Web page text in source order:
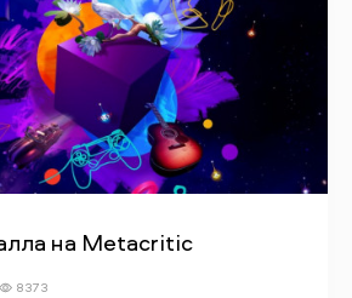
на Metacritic
8373